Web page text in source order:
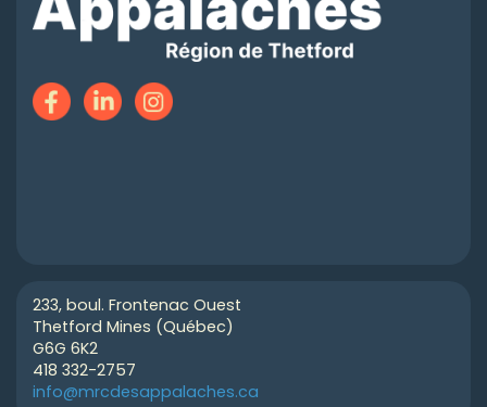
233, boul. Frontenac Ouest
Thetford Mines (Québec)
G6G 6K2
418 332-2757
info@mrcdesappalaches.ca